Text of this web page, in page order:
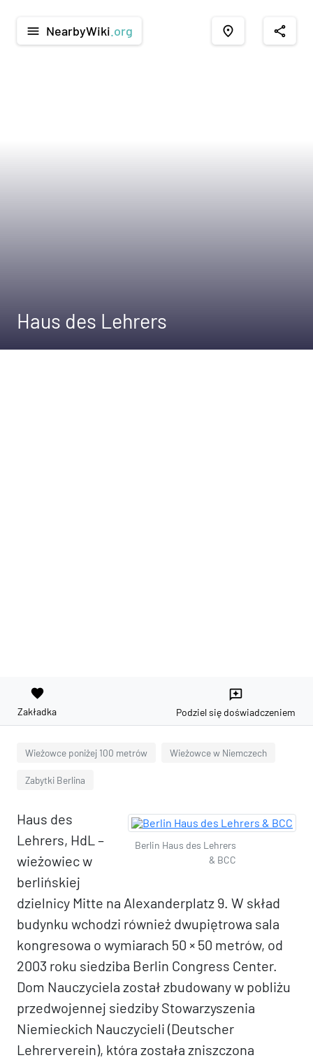
menu NearbyWiki .org place share
Haus des Lehrers
favorite
Zakładka
reviews
Podziel się doświadczeniem
Wieżowce poniżej 100 metrów Wieżowce w Niemczech
Zabytki Berlina
Berlin Haus des Lehrers
& BCC
Haus des
Lehrers, HdL –
wieżowiec w
berlińskiej
dzielnicy Mitte na Alexanderplatz 9. W skład
budynku wchodzi również dwupiętrowa sala
kongresowa o wymiarach 50 × 50 metrów, od
2003 roku siedziba Berlin Congress Center.
Dom Nauczyciela został zbudowany w pobliżu
przedwojennej siedziby Stowarzyszenia
Niemieckich Nauczycieli (Deutscher
Lehrerverein), która została zniszczona